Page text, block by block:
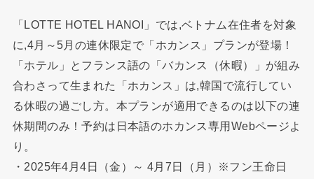
「LOTTE HOTEL HANOI」では,ベトナム在住者を対象
に,4月～5月の連休限定で「ホカンス」プランが登場！
「ホテル」とフランス語の「バカンス（休暇）」が組み
合わさって生まれた「ホカンス」は,韓国で流行してい
る休暇の過ごし方。本プランが適用できるのは以下の連
休期間のみ！予約は日本語のホカンス専用Webページよ
り。
・2025年4月4日（金）～ 4月7日（月）※フン王命日